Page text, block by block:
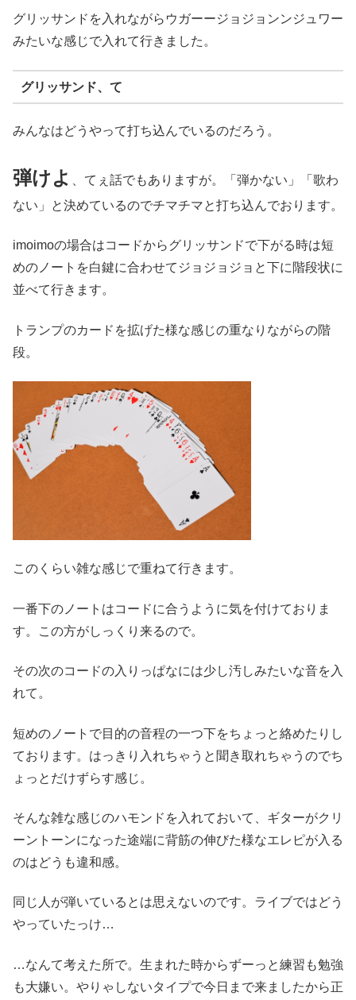
グリッサンドを入れながらウガーージョジョンンジュワー
みたいな感じで入れて行きました。
グリッサンド、て
みんなはどうやって打ち込んでいるのだろう。
弾けよ
、てぇ話でもありますが。「弾かない」「歌わ
ない」と決めているのでチマチマと打ち込んでおります。
imoimoの場合はコードからグリッサンドで下がる時は短
めのノートを白鍵に合わせてジョジョジョと下に階段状に
並べて行きます。
トランプのカードを拡げた様な感じの重なりながらの階
段。
このくらい雑な感じで重ねて行きます。
一番下のノートはコードに合うように気を付けておりま
す。この方がしっくり来るので。
その次のコードの入りっぱなには少し汚しみたいな音を入
れて。
短めのノートで目的の音程の一つ下をちょっと絡めたりし
ております。はっきり入れちゃうと聞き取れちゃうのでち
ょっとだけずらす感じ。
そんな雑な感じのハモンドを入れておいて、ギターがクリ
ーントーンになった途端に背筋の伸びた様なエレピが入る
のはどうも違和感。
同じ人が弾いているとは思えないのです。ライブではどう
やっていたっけ…
…なんて考えた所で。生まれた時からずーっと練習も勉強
も大嫌い。やりゃしないタイプで今日まで来ましたから正